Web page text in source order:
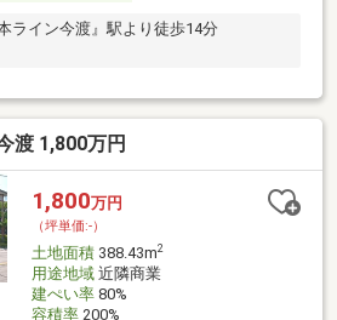
ライン今渡』駅より徒歩14分
渡 1,800万円
1,800万円
（坪単価:-）
土地面積388.43m2
用途地域近隣商業
建ぺい率80%
容積率200%